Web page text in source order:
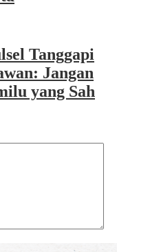
Tanggapi
Jangan
yang Sah